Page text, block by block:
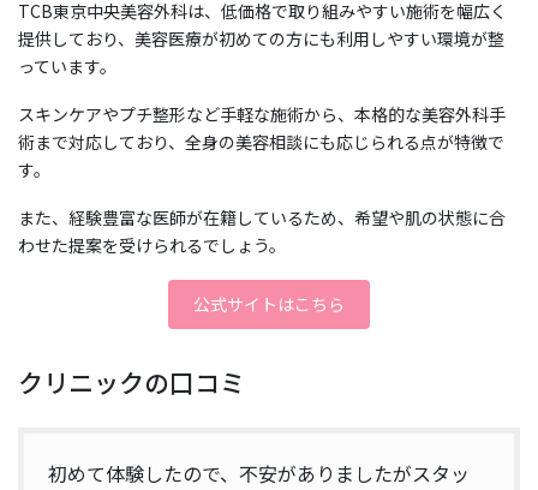
TCB東京中央美容外科は、低価格で取り組みやすい施術を幅広く
提供しており、美容医療が初めての方にも利用しやすい環境が整
っています。
スキンケアやプチ整形など手軽な施術から、本格的な美容外科手
術まで対応しており、全身の美容相談にも応じられる点が特徴で
す。
また、経験豊富な医師が在籍しているため、希望や肌の状態に合
わせた提案を受けられるでしょう。
公式サイトはこちら
クリニックの口コミ
初めて体験したので、不安がありましたがスタッ